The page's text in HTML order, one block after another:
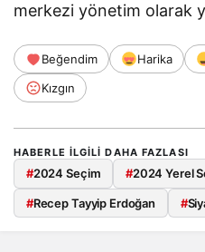
merkezi yönetim olarak
Beğendim Harika
Kızgın
HABERLE ILGILI DAHA FAZLASI
#2024 Seçim #2024 Yerel
#Recep Tayyip Erdoğan #